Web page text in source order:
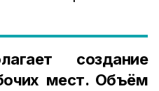
создание
мест. Объём